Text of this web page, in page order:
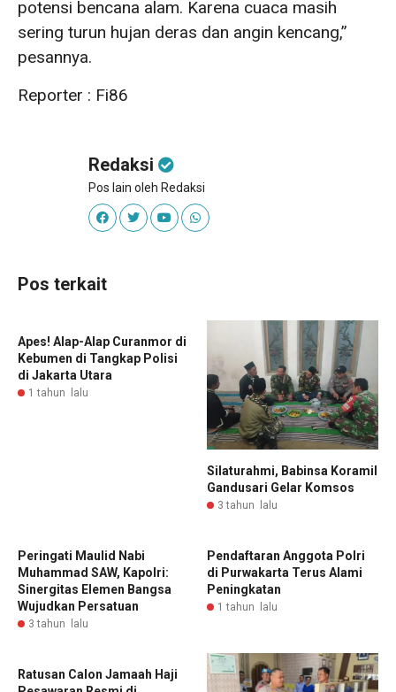
potensi bencana alam. Karena cuaca masih
sering turun hujan deras dan angin kencang,”
pesannya.
Reporter : Fi86
Redaksi
Pos lain oleh Redaksi
Pos terkait
Apes! Alap-Alap Curanmor di
Kebumen di Tangkap Polisi
di Jakarta Utara
1 tahun lalu
Silaturahmi, Babinsa Koramil
Gandusari Gelar Komsos
3 tahun lalu
Peringati Maulid Nabi
Muhammad SAW, Kapolri:
Sinergitas Elemen Bangsa
Wujudkan Persatuan
3 tahun lalu
Pendaftaran Anggota Polri
di Purwakarta Terus Alami
Peningkatan
1 tahun lalu
Ratusan Calon Jamaah Haji